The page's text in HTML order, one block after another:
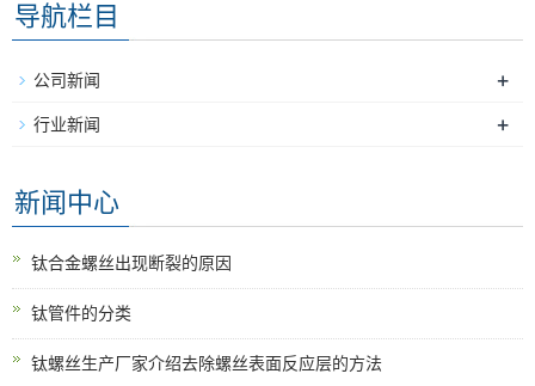
导航栏目
公司新闻 +
行业新闻 +
新闻中心
钛合金螺丝出现断裂的原因
钛管件的分类
钛螺丝生产厂家介绍去除螺丝表面反应层的方法